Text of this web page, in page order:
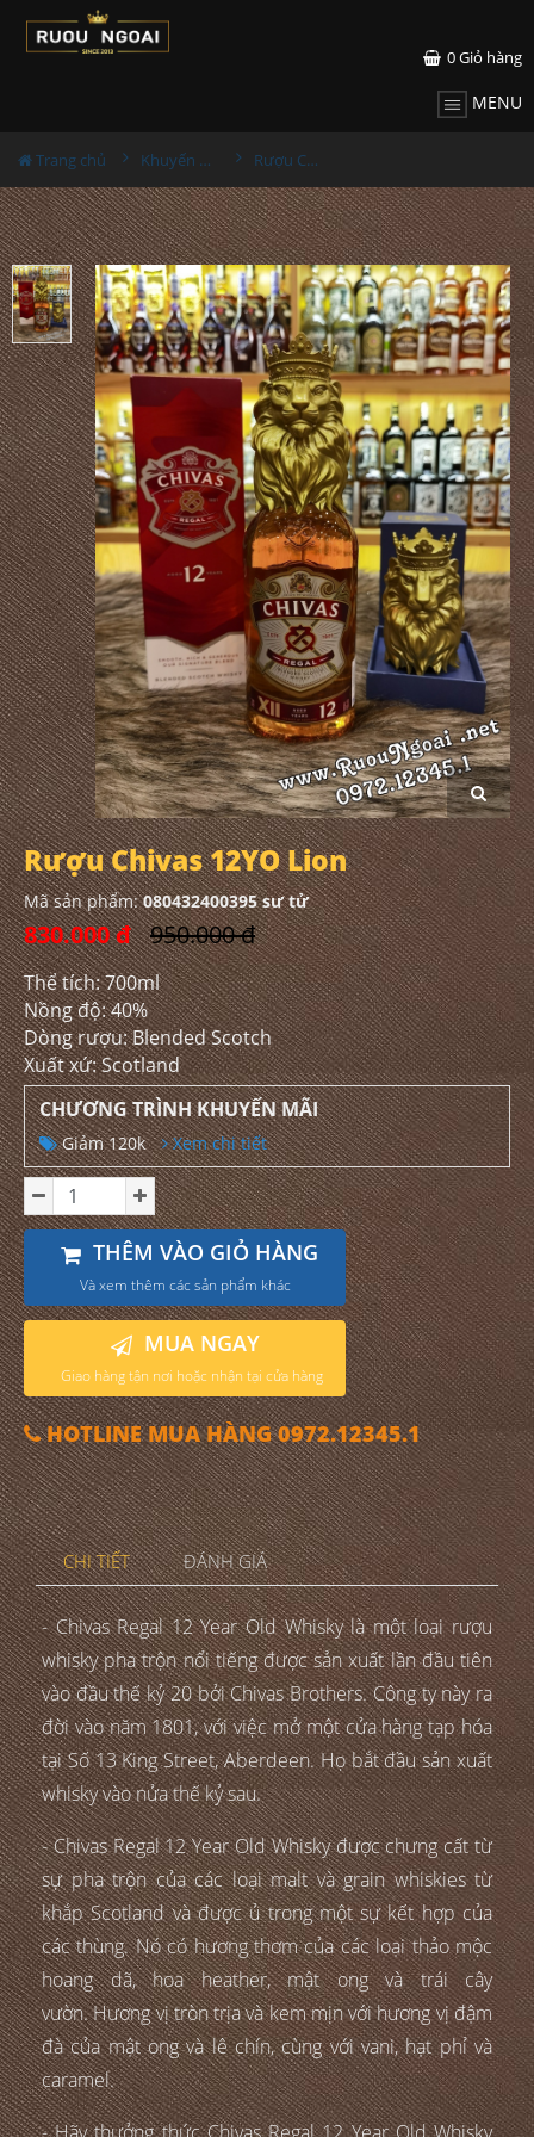
0Giỏ hàng
MENU
Trang chủ Khuyến Mãi Lớn Rượu Chivas 12YO Lion
Rượu Chivas 12YO Lion
Mã sản phẩm:080432400395 sư tử
830.000 đ 950.000 đ
Thể tích: 700ml
Nồng độ: 40%
Dòng rượu: Blended Scotch
Xuất xứ: Scotland
CHƯƠNG TRÌNH KHUYẾN MÃI
Giảm 120k Xem chi tiết
THÊM VÀO GIỎ HÀNG
Và xem thêm các sản phẩm khác
MUA NGAY
Giao hàng tận nơi hoặc nhận tại cửa hàng
HOTLINE MUA HÀNG 0972.12345.1
CHI TIẾT ĐÁNH GIÁ
- Chivas Regal 12 Year Old Whisky là một loại rượu
whisky pha trộn nổi tiếng được sản xuất lần đầu tiên
vào đầu thế kỷ 20 bởi Chivas Brothers. Công ty này ra
đời vào năm 1801, với việc mở một cửa hàng tạp hóa
tại Số 13 King Street, Aberdeen. Họ bắt đầu sản xuất
whisky vào nửa thế kỷ sau.
- Chivas Regal 12 Year Old Whisky được chưng cất từ
sự pha trộn của các loại malt và grain whiskies từ
khắp Scotland và được ủ trong một sự kết hợp của
các thùng. Nó có hương thơm của các loại thảo mộc
hoang dã, hoa heather, mật ong và trái cây
vườn. Hương vị tròn trịa và kem mịn với hương vị đậm
đà của mật ong và lê chín, cùng với vani, hạt phỉ và
caramel.